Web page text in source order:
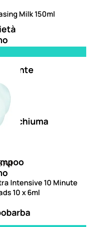
Milk 150ml
Intensive 10 Minute
10 x 6ml